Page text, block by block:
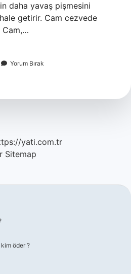
daha yavaş pişmesini
getirir. Cam cezvede
Cam,…
Yorum Bırak
yati.com.tr
Sitemap
öder ?